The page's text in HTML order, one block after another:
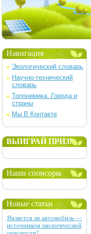
Навигация
Экологический словарь
Научно-технический
словарь
Топонимика. Города и
страны
Мы В Контакте
ВЫИГРАЙ ПРИЗ!
Наши спонсоры
Новые статьи
Является ли автомобиль —
источником экологической